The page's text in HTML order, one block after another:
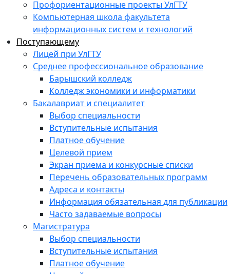
Профориентационные проекты УлГТУ
Компьютерная школа факультета
информационных систем и технологий
Поступающему
Лицей при УлГТУ
Среднее профессиональное образование
Барышский колледж
Колледж экономики и информатики
Бакалавриат и специалитет
Выбор специальности
Вступительные испытания
Платное обучение
Целевой прием
Экран приема и конкурсные списки
Перечень образовательных программ
Адреса и контакты
Информация обязательная для публикации
Часто задаваемые вопросы
Магистратура
Выбор специальности
Вступительные испытания
Платное обучение